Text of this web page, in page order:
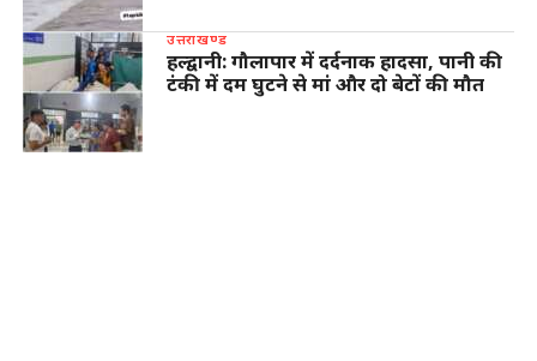
उत्तराखण्ड
हल्द्वानी: गौलापार में दर्दनाक हादसा, पानी की
टंकी में दम घुटने से मां और दो बेटों की मौत